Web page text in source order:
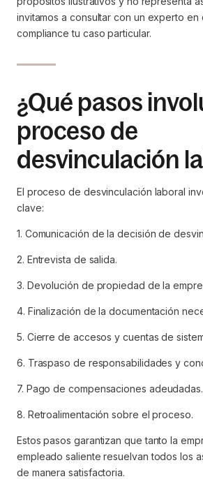
invitamos a consultar con un experto en
compliance tu caso particular.
¿Qué pasos
proceso de
desvinculación
El proceso de desvinculación laboral
clave:
1. Comunicación de la decisión de
2. Entrevista de salida.
3. Devolución de propiedad de la
4. Finalización de la documentación
5. Cierre de accesos y cuentas de
6. Traspaso de responsabilidades y
7. Pago de compensaciones adeudadas.
8. Retroalimentación sobre el proceso.
Estos pasos garantizan que tanto la
empleado saliente resuelvan todos los
de manera satisfactoria.